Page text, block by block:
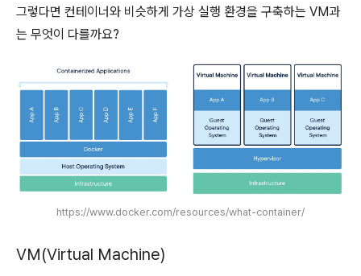
그렇다면 컨테이너와 비슷하게 가상 실행 환경을 구축하는 VM과
는 무엇이 다를까요?
https://www.docker.com/resources/what-container/
VM(Virtual Machine)